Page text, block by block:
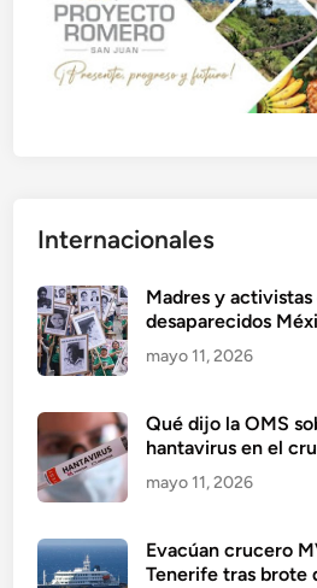
Internacionales
Madres y
desaparecidos
mayo 11, 2026
Qué dijo la OMS
hantavirus en el
mayo 11, 2026
Evacúan crucero
Tenerife tras brote